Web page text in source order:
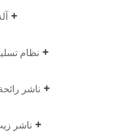
نظام
ناشر
ناشر